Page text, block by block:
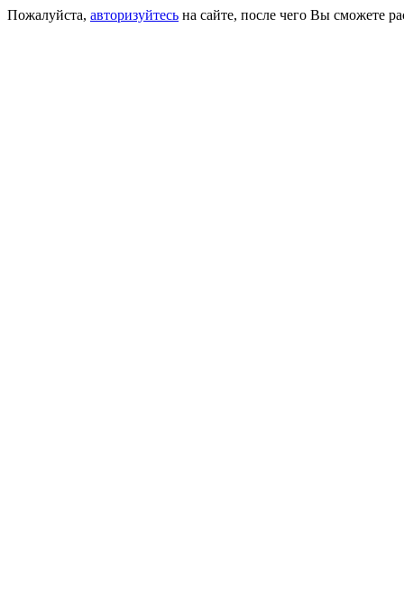
Пожалуйста, авторизуйтесь на сайте, после чего Вы сможете